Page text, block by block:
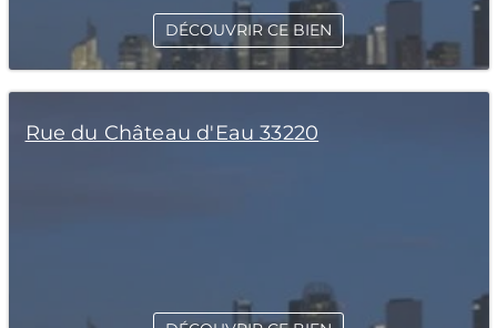
DÉCOUVRIR CE BIEN
Rue du Château d'Eau 33220